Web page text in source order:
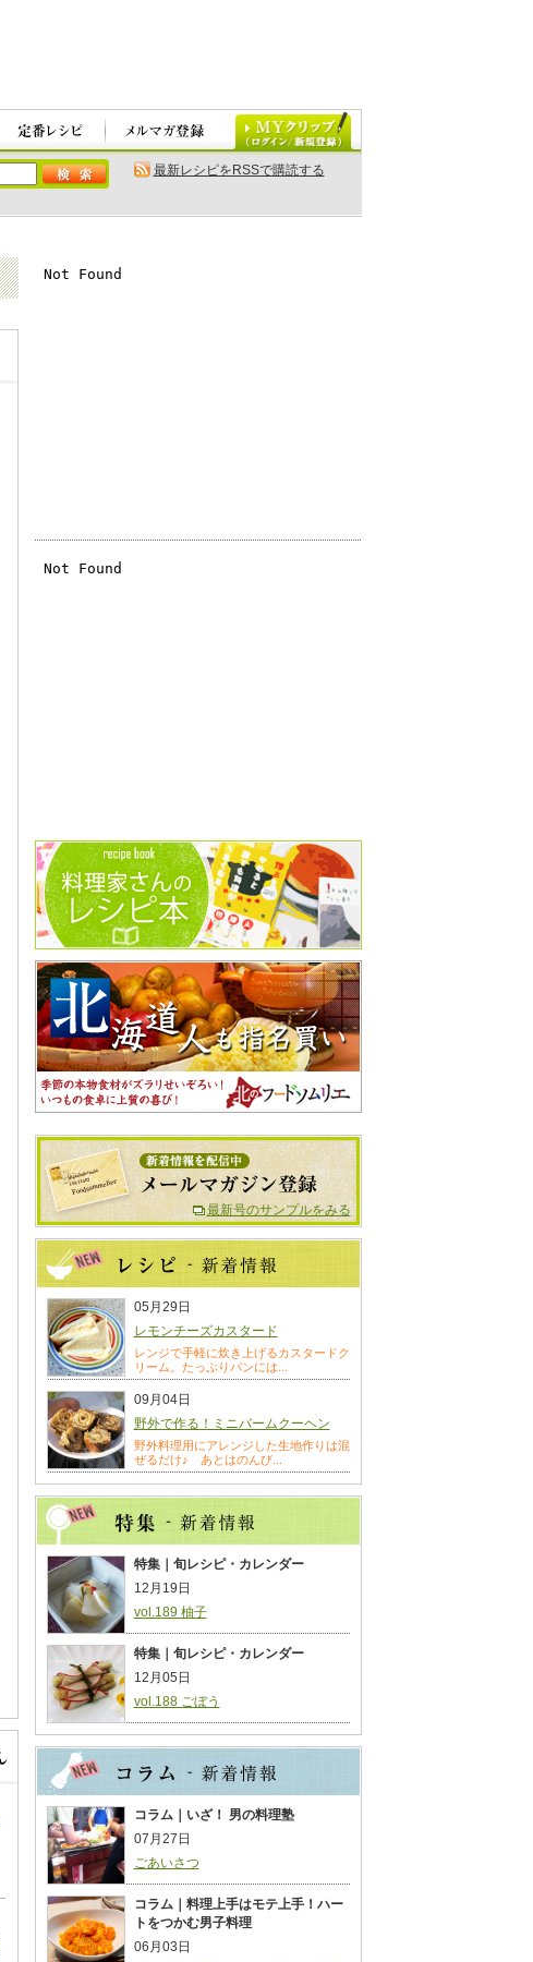
最新レシピをRSSで購読する
最新号のサンプルをみる
05月29日
レモンチーズカスタード
レンジで手軽に炊き上げるカスタードク
リーム。たっぷりパンには...
09月04日
野外で作る！ミニバームクーヘン
野外料理用にアレンジした生地作りは混
ぜるだけ♪ あとはのんび...
特集｜旬レシピ・カレンダー
12月19日
vol.189 柚子
特集｜旬レシピ・カレンダー
12月05日
vol.188 ごぼう
コラム｜いざ！ 男の料理塾
07月27日
ごあいさつ
コラム｜料理上手はモテ上手！ハー
トをつかむ男子料理
06月03日